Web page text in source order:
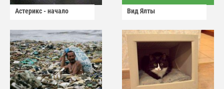
Астерикс - начало Вид Ялты